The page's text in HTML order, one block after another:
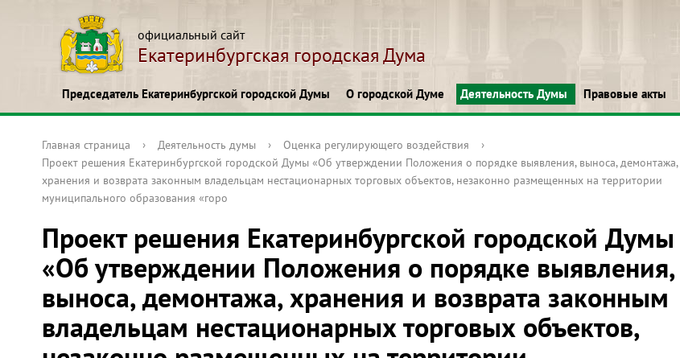
официальный сайт
Екатеринбургская городская Дума
Председатель Екатеринбургской городской Думы О городской Думе Деятельность Думы Правовые акты
Главная страница › Деятельность думы › Оценка регулирующего воздействия
›
Проект решения Екатеринбургской городской Думы «Об утверждении Положения о порядке выявления, выноса, демонтажа,
хранения и возврата законным владельцам нестационарных торговых объектов, незаконно размещенных на территории
муниципального образования «горо
Проект решения Екатеринбургской городской Думы
«Об утверждении Положения о порядке выявления,
выноса, демонтажа, хранения и возврата законным
владельцам нестационарных торговых объектов,